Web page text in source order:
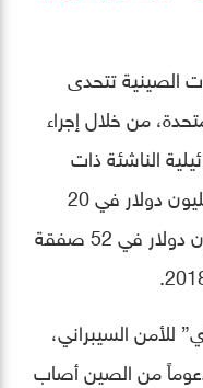
الصينية تتحدى
من خلال إجراء
الناشئة ذات
التقنية العالية، والتي نمت من 76 مليون دولار في 20
صفقة في عام 2013 إلى 325 مليون دولار في 52 صفقة
للأمن السيبراني،
من الصين أصاب